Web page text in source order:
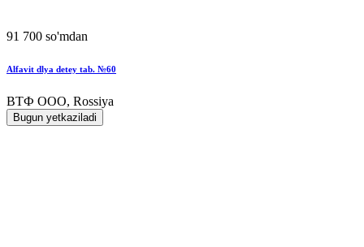
91 700 so'mdan
Alfavit dlya detey tab. №60
ВТФ ООО, Rossiya
Bugun yetkaziladi